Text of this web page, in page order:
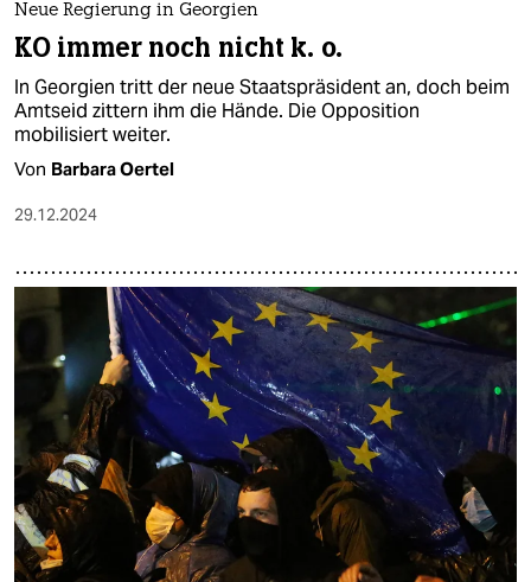
Neue Regierung in Georgien
KO immer noch nicht k. o.
In Georgien tritt der neue Staatspräsident an, doch beim
Amtseid zittern ihm die Hände. Die Opposition
mobilisiert weiter.
Von Barbara Oertel
29.12.2024